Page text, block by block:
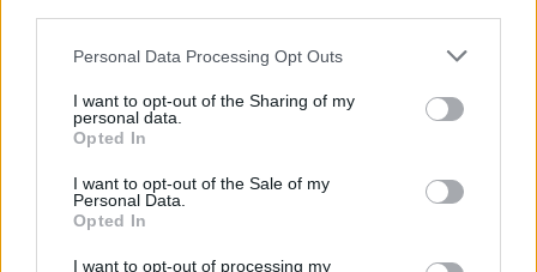
Personal Data Processing Opt Outs
I want to opt-out of the Sharing of my
personal data.
Opted In
I want to opt-out of the Sale of my
Personal Data.
Opted In
I want to opt-out of processing my